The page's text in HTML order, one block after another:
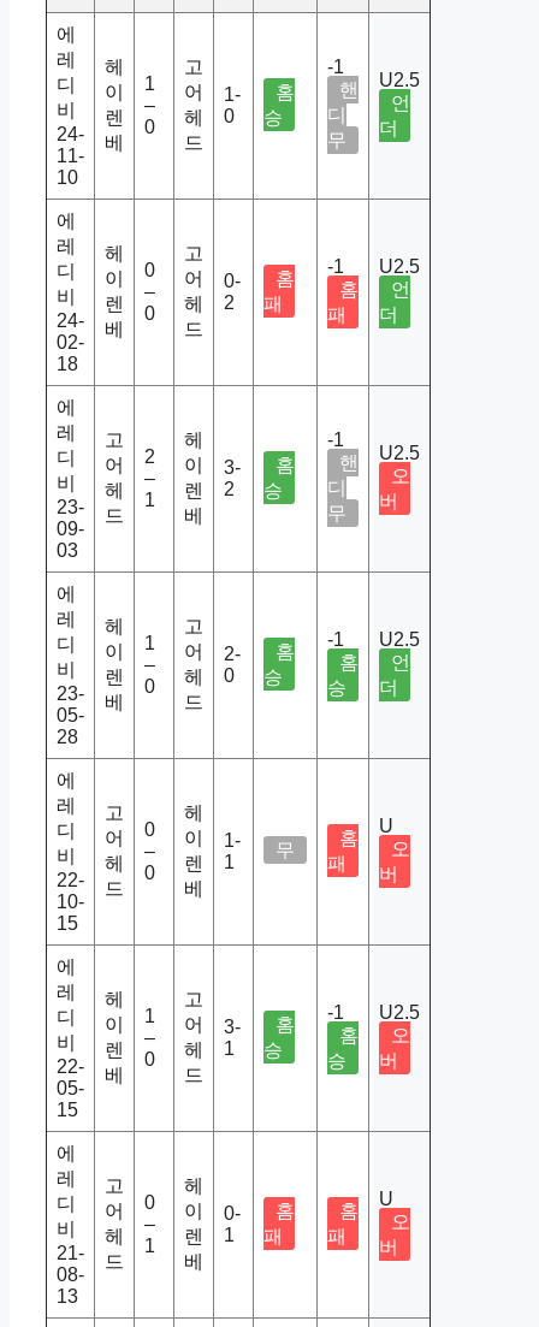
에
레
디
비
24-
11-
10
헤
이
렌
베
1
–
0
고
어
헤
드
1-
0
홈
승
-1
핸
디
무
U2.5
언
더
에
레
디
비
24-
02-
18
헤
이
렌
베
0
–
0
고
어
헤
드
0-
2
홈
패
-1
홈
패
U2.5
언
더
에
레
디
비
23-
09-
03
고
어
헤
드
2
–
1
헤
이
렌
베
3-
2
홈
승
-1
핸
디
무
U2.5
오
버
에
레
디
비
23-
05-
28
헤
이
렌
베
1
–
0
고
어
헤
드
2-
0
홈
승
-1
홈
승
U2.5
언
더
에
레
디
비
22-
10-
15
고
어
헤
드
0
–
0
헤
이
렌
베
1-
1
무
홈
패
U
오
버
에
레
디
비
22-
05-
15
헤
이
렌
베
1
–
0
고
어
헤
드
3-
1
홈
승
-1
홈
승
U2.5
오
버
에
레
디
비
21-
08-
13
고
어
헤
드
0
–
1
헤
이
렌
베
0-
1
홈
패
홈
패
U
오
버